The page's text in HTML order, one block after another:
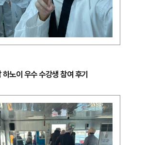
노이 우수 수강생 참여 후기